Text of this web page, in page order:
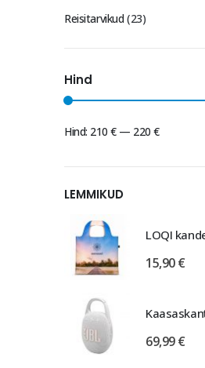
Reisitarvikud(23)
Hind
hind
hind
Hind: 210 €— 220 €
LEMMIKUD
15,90€
69,99€